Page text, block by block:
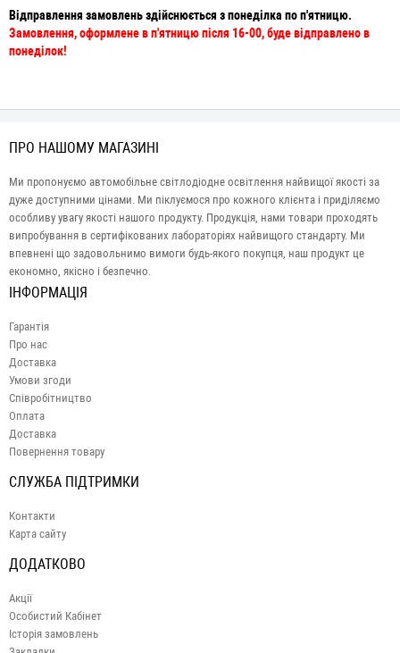
Відправлення замовлень здійснюється з понеділка по п'ятницю.
Замовлення, оформлене в п'ятницю після 16-00, буде відправлено в
понеділок!
ПРО НАШОМУ МАГАЗИНІ
Ми пропонуємо автомобільне світлодіодне освітлення найвищої якості за
дуже доступними цінами. Ми піклуємося про кожного клієнта і приділяємо
особливу увагу якості нашого продукту. Продукція, нами товари проходять
випробування в сертифікованих лабораторіях найвищого стандарту. Ми
впевнені що задовольнимо вимоги будь-якого покупця, наш продукт це
економно, якісно і безпечно.
ІНФОРМАЦІЯ
Гарантія
Про нас
Доставка
Умови згоди
Співробітництво
Оплата
Доставка
Повернення товару
СЛУЖБА ПІДТРИМКИ
Контакти
Карта сайту
ДОДАТКОВО
Акції
Особистий Кабінет
Історія замовлень